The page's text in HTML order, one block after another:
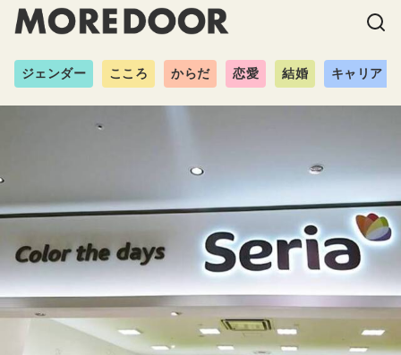
ジェンダー こころ からだ 恋愛 結婚 キャリア